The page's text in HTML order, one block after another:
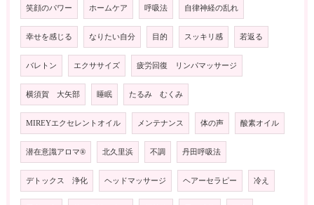
笑顔のパワー ホームケア 呼吸法 自律神経の乱れ
幸せを感じる なりたい自分 目的 スッキリ感 若返る
バレトン エクササイズ 疲労回復 リンパマッサージ
横須賀 大矢部 睡眠 たるみ むくみ
MIREYエクセレントオイル メンテナンス 体の声 酸素オイル
潜在意識アロマ®️ 北久里浜 不調 丹田呼吸法
デトックス 浄化 ヘッドマッサージ ヘアーセラピー 冷え